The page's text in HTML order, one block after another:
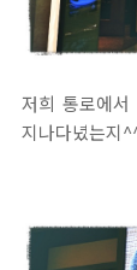
저희 통로에
지나다녔는지